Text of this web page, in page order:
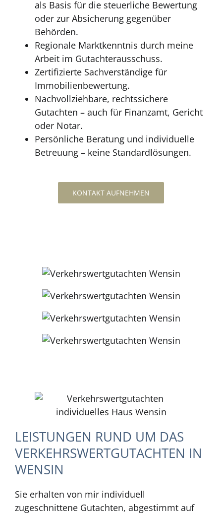
als Basis für die steuerliche Bewertung
oder zur Absicherung gegenüber
Behörden.
Regionale Marktkenntnis durch meine
Arbeit im Gutachterausschuss.
Zertifizierte Sachverständige für
Immobilienbewertung.
Nachvollziehbare, rechtssichere
Gutachten – auch für Finanzamt, Gericht
oder Notar.
Persönliche Beratung und individuelle
Betreuung – keine Standardlösungen.
KONTAKT AUFNEHMEN
LEISTUNGEN RUND UM DAS
VERKEHRSWERTGUTACHTEN IN
WENSIN
Sie erhalten von mir individuell
zugeschnittene Gutachten, abgestimmt auf